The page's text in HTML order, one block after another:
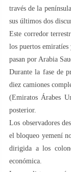
través de la
sus últimos dos
Este corredor
los puertos
pasan por Arabia
Durante la fase de
diez camiones
(Emiratos Árabes
posterior.
Los observadores
el bloqueo yemení
dirigida a los
económica.